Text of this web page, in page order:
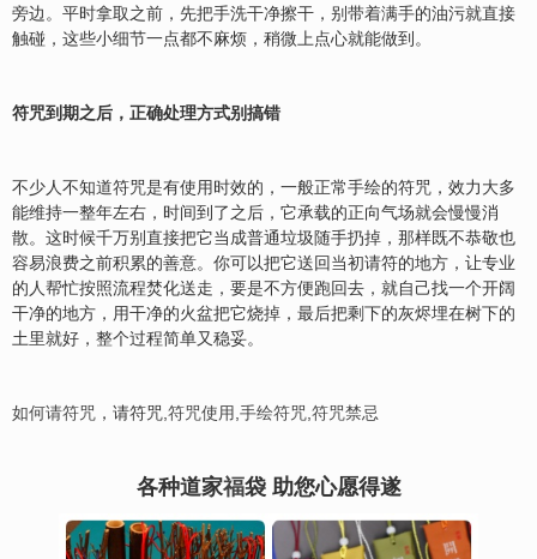
旁边。平时拿取之前，先把手洗干净擦干，别带着满手的油污就直接
触碰，这些小细节一点都不麻烦，稍微上点心就能做到。
符咒到期之后，正确处理方式别搞错
不少人不知道符咒是有使用时效的，一般正常手绘的符咒，效力大多
能维持一整年左右，时间到了之后，它承载的正向气场就会慢慢消
散。这时候千万别直接把它当成普通垃圾随手扔掉，那样既不恭敬也
容易浪费之前积累的善意。你可以把它送回当初请符的地方，让专业
的人帮忙按照流程焚化送走，要是不方便跑回去，就自己找一个开阔
干净的地方，用干净的火盆把它烧掉，最后把剩下的灰烬埋在树下的
土里就好，整个过程简单又稳妥。
如何请符咒 ，请符咒,符咒使用,手绘符咒,符咒禁忌
各种道家福袋 助您心愿得遂